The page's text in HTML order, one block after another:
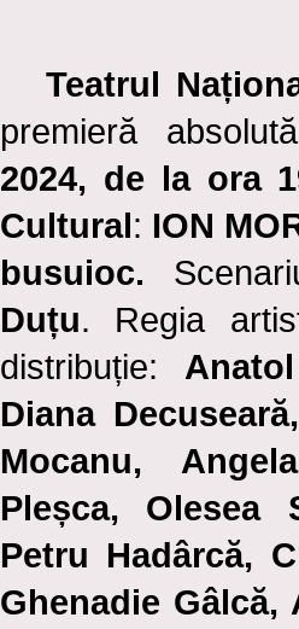
Teatrul
premieră
absolută
2024, de la ora
Cultural: ION
busuioc.
Duțu. Regia
distribuție:
Diana Decuseară,
Mocanu,
Pleșca, Olesea
Petru Hadârcă,
Ghenadie Gâlcă,